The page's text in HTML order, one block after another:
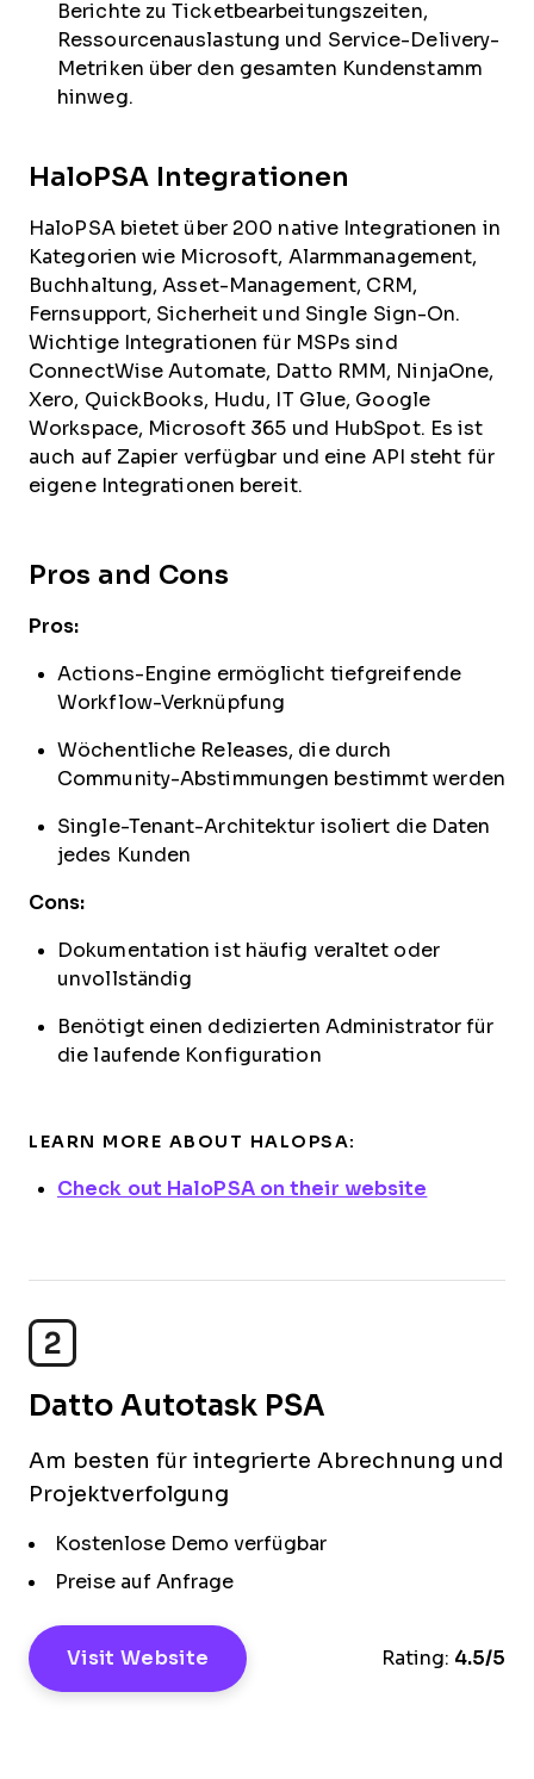
Berichte zu Ticketbearbeitungszeiten,
Ressourcenauslastung und Service-Delivery-
Metriken über den gesamten Kundenstamm
hinweg.
HaloPSA Integrationen
HaloPSA bietet über 200 native Integrationen in
Kategorien wie Microsoft, Alarmmanagement,
Buchhaltung, Asset-Management, CRM,
Fernsupport, Sicherheit und Single Sign-On.
Wichtige Integrationen für MSPs sind
ConnectWise Automate, Datto RMM, NinjaOne,
Xero, QuickBooks, Hudu, IT Glue, Google
Workspace, Microsoft 365 und HubSpot. Es ist
auch auf Zapier verfügbar und eine API steht für
eigene Integrationen bereit.
Pros and Cons
Pros:
Actions-Engine ermöglicht tiefgreifende
Workflow-Verknüpfung
Wöchentliche Releases, die durch
Community-Abstimmungen bestimmt werden
Single-Tenant-Architektur isoliert die Daten
jedes Kunden
Cons:
Dokumentation ist häufig veraltet oder
unvollständig
Benötigt einen dedizierten Administrator für
die laufende Konfiguration
LEARN MORE ABOUT HALOPSA:
Check out HaloPSA on their website
2
Datto Autotask PSA
Am besten für integrierte Abrechnung und
Projektverfolgung
Kostenlose Demo verfügbar
Preise auf Anfrage
Visit Website Rating: 4.5/5